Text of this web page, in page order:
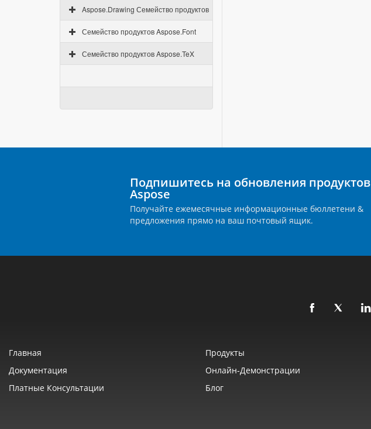
Aspose.Drawing Семейство продуктов
Семейство продуктов Aspose.Font
Семейство продуктов Aspose.TeX
Подпишитесь на обновления продуктов
Aspose
Получайте ежемесячные информационные бюллетени &
предложения прямо на ваш почтовый ящик.
Главная Продукты
Документация
Онлайн‑демонстрации
Платные Консультации
Блог